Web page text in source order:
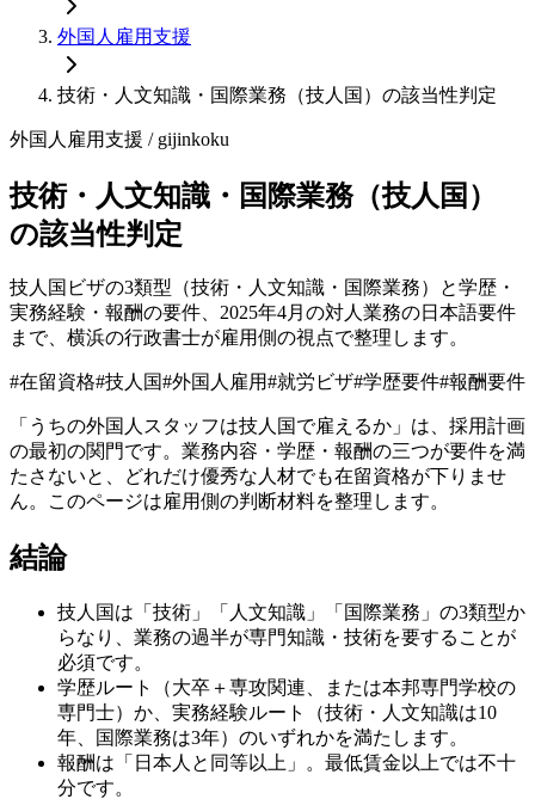
外国人雇用支援
技術・人文知識・国際業務（技人国）の該当性判定
外国人雇用支援 / gijinkoku
技術・人文知識・国際業務（技人国）
の該当性判定
技人国ビザの3類型（技術・人文知識・国際業務）と学歴・
実務経験・報酬の要件、2025年4月の対人業務の日本語要件
まで、横浜の行政書士が雇用側の視点で整理します。
#在留資格#技人国#外国人雇用#就労ビザ#学歴要件#報酬要件
「うちの外国人スタッフは技人国で雇えるか」は、採用計画
の最初の関門です。業務内容・学歴・報酬の三つが要件を満
たさないと、どれだけ優秀な人材でも在留資格が下りませ
ん。このページは雇用側の判断材料を整理します。
結論
技人国は「技術」「人文知識」「国際業務」の3類型か
らなり、業務の過半が専門知識・技術を要することが
必須です。
学歴ルート（大卒＋専攻関連、または本邦専門学校の
専門士）か、実務経験ルート（技術・人文知識は10
年、国際業務は3年）のいずれかを満たします。
報酬は「日本人と同等以上」。最低賃金以上では不十
分です。